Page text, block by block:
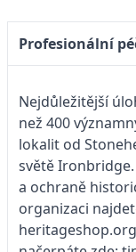
Profesionální
Nejdůležitější
než 400
lokalit od
světě
a ochraně
organizaci